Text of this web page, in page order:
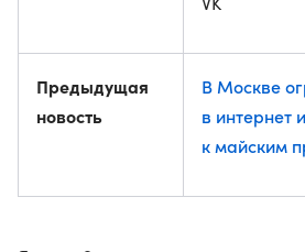
Предыдущая
новость
В Москве
в интернет
к майским